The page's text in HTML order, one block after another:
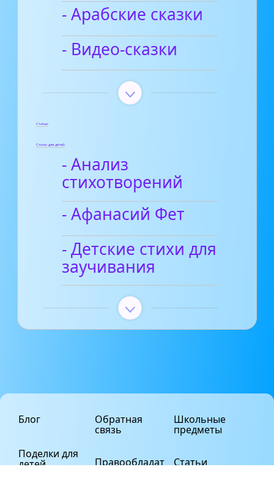
- Арабские сказки
- Видео-сказки
Статьи
Стихи для детей
- Анализ
стихотворений
- Афанасий Фет
- Детские стихи для
заучивания
Блог
Поделки для
детей
Обратная
связь
Правообладат
Школьные
предметы
Статьи